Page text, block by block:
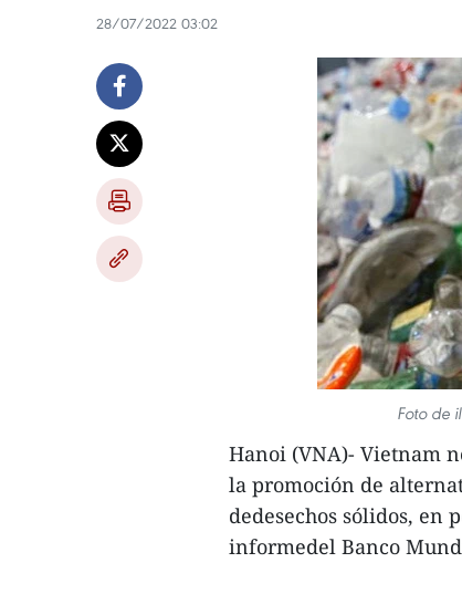
28/07/2022 03:02
Foto de
Hanoi (VNA)- Vietnam
la promoción de
dedesechos sólidos, en
informedel Banco